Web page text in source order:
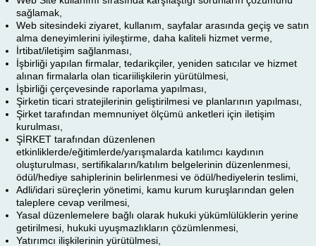
sağlamak,
Web sitesindeki ziyaret, kullanım, sayfalar arasında geçiş ve satın
alma deneyimlerini iyileştirme, daha kaliteli hizmet verme,
İrtibat/iletişim sağlanması,
İşbirliği yapılan firmalar, tedarikçiler, yeniden satıcılar ve hizmet
alınan firmalarla olan ticariilişkilerin yürütülmesi,
İşbirliği çerçevesinde raporlama yapılması,
Şirketin ticari stratejilerinin geliştirilmesi ve planlarının yapılması,
Şirket tarafından memnuniyet ölçümü anketleri için iletişim
kurulması,
ŞİRKET tarafından düzenlenen
etkinliklerde/eğitimlerde/yarışmalarda katılımcı kaydının
oluşturulması, sertifikaların/katılım belgelerinin düzenlenmesi,
ödül/hediye sahiplerinin belirlenmesi ve ödül/hediyelerin teslimi,
Adli/idari süreçlerin yönetimi, kamu kurum kuruşlarından gelen
taleplere cevap verilmesi,
Yasal düzenlemelere bağlı olarak hukuki yükümlülüklerin yerine
getirilmesi, hukuki uyuşmazlıkların çözümlenmesi,
Yatırımcı ilişkilerinin yürütülmesi,